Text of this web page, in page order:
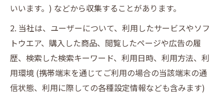
いいます。) などから収集することがあります。
2. 当社は、ユーザーについて、利用したサービスやソフ
トウエア、購入した商品、閲覧したページや広告の履
歴、検索した検索キーワード、利用日時、利用方法、利
用環境 (携帯端末を通じてご利用の場合の当該端末の通
信状態、利用に際しての各種設定情報なども含みます)